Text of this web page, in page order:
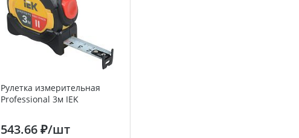
Рулетка измерительная
Professional 3м IEK
543.66 ₽/шт